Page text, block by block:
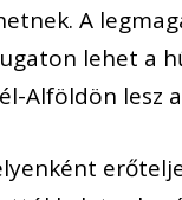
A
lehet a
Alföldön lesz